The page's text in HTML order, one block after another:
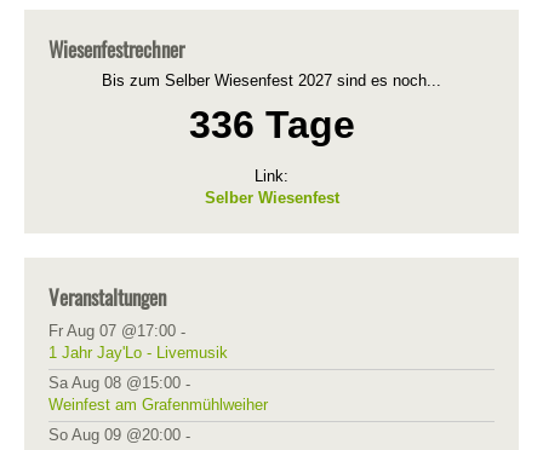
Wiesenfestrechner
Bis zum Selber Wiesenfest 2027 sind es noch...
336 Tage
Link:
Selber Wiesenfest
Veranstaltungen
Fr Aug 07 @17:00 -
1 Jahr Jay'Lo - Livemusik
Sa Aug 08 @15:00 -
Weinfest am Grafenmühlweiher
So Aug 09 @20:00 -